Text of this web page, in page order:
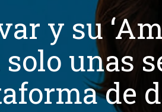
y su
unas
de